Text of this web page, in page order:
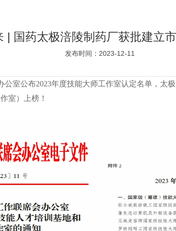
| 国药太极涪陵制药厂获批建立
发布时间：2023-12-11
室公布2023年度技能大师工作室认定名单，太
室）上榜！